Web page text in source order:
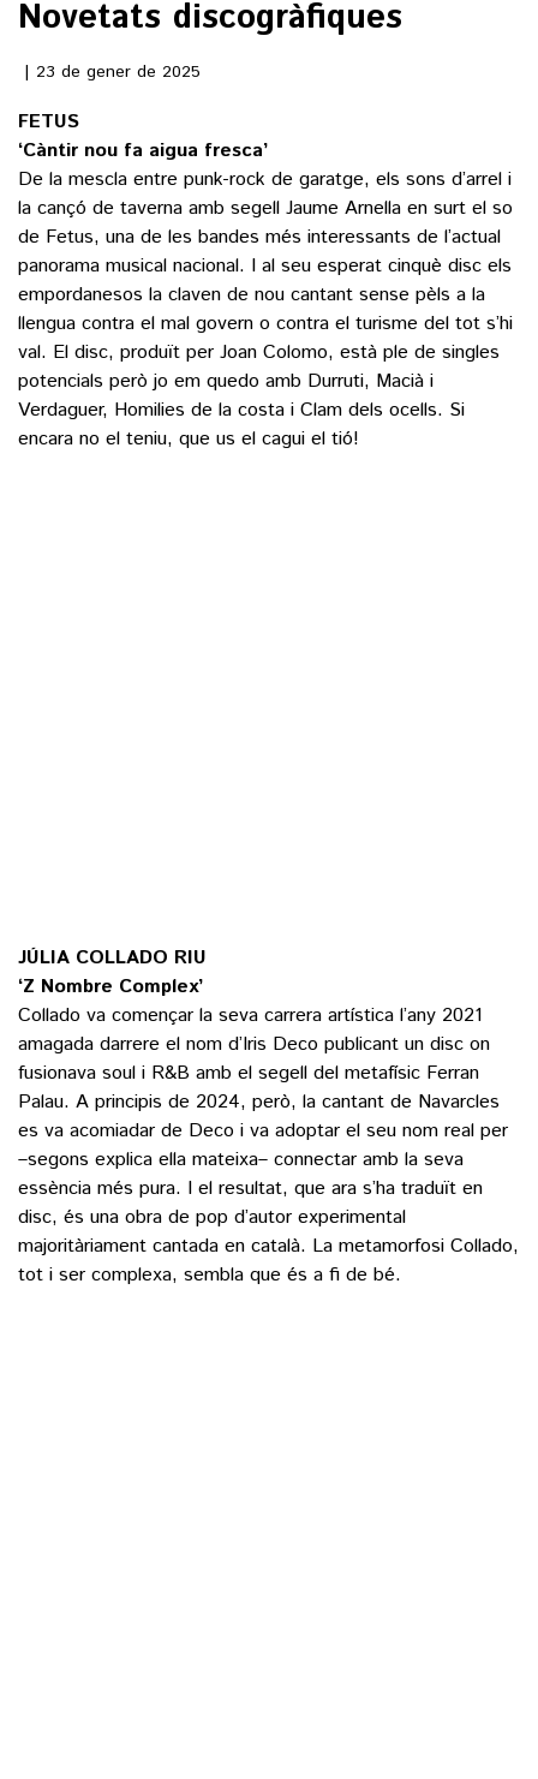
POLÍTICA
SOCIETAT
ECONOMIA
VEURE TOTES
ESPORTS
FUTBOL
HOQUEI PATINS
VEURE TOTES
CULTURA
ARTS ESCÈNIQUES
CULTURA POPULAR
LLIBRES
CALAIX
SUPLEMENTS
FOTOGALERIES
9MAGAZÍN
Novetats discogràfiques
23 de gener de 2025
FETUS
‘Càntir nou fa aigua fresca’
De la mescla entre punk-rock de garatge, els sons d’arrel i
la cançó de taverna amb segell Jaume Arnella en surt el so
de Fetus, una de les bandes més interessants de l’actual
panorama musical nacional. I al seu esperat cinquè disc els
empordanesos la claven de nou cantant sense pèls a la
llengua contra el mal govern o contra el turisme del tot s’hi
val. El disc, produït per Joan Colomo, està ple de singles
potencials però jo em quedo amb Durruti, Macià i
Verdaguer, Homilies de la costa i Clam dels ocells. Si
encara no el teniu, que us el cagui el tió!
JÚLIA COLLADO RIU
‘Z Nombre Complex’
Collado va començar la seva carrera artística l’any 2021
amagada darrere el nom d’Iris Deco publicant un disc on
fusionava soul i R&B amb el segell del metafísic Ferran
Palau. A principis de 2024, però, la cantant de Navarcles
es va acomiadar de Deco i va adoptar el seu nom real per
–segons explica ella mateixa– connectar amb la seva
essència més pura. I el resultat, que ara s’ha traduït en
disc, és una obra de pop d’autor experimental
majoritàriament cantada en català. La metamorfosi Collado,
tot i ser complexa, sembla que és a fi de bé.